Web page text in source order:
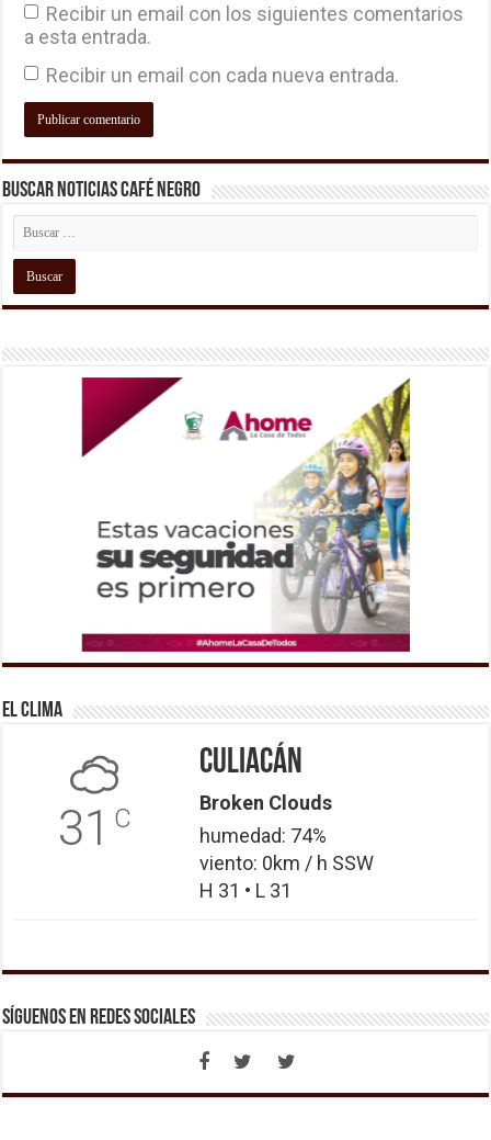
Recibir un email con los siguientes comentarios
a esta entrada.
Recibir un email con cada nueva entrada.
Buscar Noticias Café Negro
El Clima
31 C
Culiacán
Broken Clouds
humedad: 74%
viento: 0km / h SSW
H 31 • L 31
Síguenos en Redes Sociales